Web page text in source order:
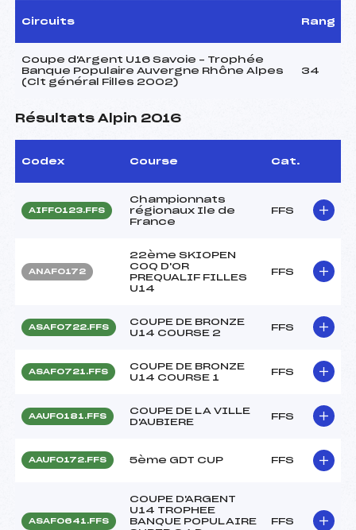
Circuits Rang
Coupe d'Argent U16 Savoie – Trophée
Banque Populaire Auvergne Rhône Alpes
(Clt général Filles 2002)
34
Résultats Alpin 2016
Codex Course Cat.
AIFF0123.FFS
Championnats
régionaux Ile de
France
FFS
ANAF0172
22ème SKIOPEN
COQ D'OR
PREQUALIF FILLES
U14
FFS
ASAF0722.FFS
COUPE DE BRONZE
U14 COURSE 2
FFS
ASAF0721.FFS
COUPE DE BRONZE
U14 COURSE 1
FFS
AAUF0181.FFS
COUPE DE LA VILLE
D'AUBIERE
FFS
AAUF0172.FFS 5ème GDT CUP FFS
ASAF0641.FFS
COUPE D'ARGENT
U14 TROPHEE
BANQUE POPULAIRE
FFS